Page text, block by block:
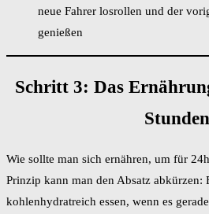
neue Fahrer losrollen und der
genießen
Schritt 3: Das
Stunden
Wie sollte man sich ernähren, um für
Prinzip kann man den Absatz abkürzen:
kohlenhydratreich essen, wenn es